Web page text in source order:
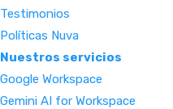
Testimonios
Políticas Nuva
Nuestros servicios
Google Workspace
Gemini AI for Workspace